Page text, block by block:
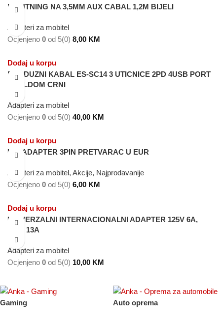
LIGHTNING NA 3,5MM AUX CABAL 1,2M BIJELI
Adapteri za mobitel
Ocjenjeno 0 od 5(0) 8,00 KM
Dodaj u korpu
PRODUZNI KABAL ES-SC14 3 UTICNICE 2PD 4USB PORT
EARLDOM CRNI
Adapteri za mobitel
Ocjenjeno 0 od 5(0) 40,00 KM
Dodaj u korpu
UNI ADAPTER 3PIN PRETVARAC U EUR
Adapteri za mobitel, Akcije, Najprodavanije
Ocjenjeno 0 od 5(0) 6,00 KM
Dodaj u korpu
UNIVERZALNI INTERNACIONALNI ADAPTER 125V 6A,
250V 13A
Adapteri za mobitel
Ocjenjeno 0 od 5(0) 10,00 KM
Gaming Auto oprema